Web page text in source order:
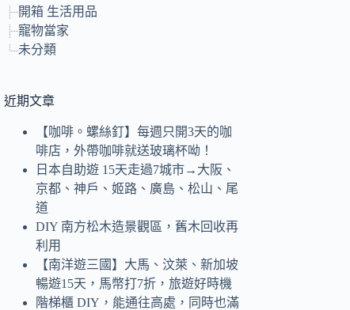
開箱 生活用品
寵物當家
未分類
近期文章
【咖啡。螺絲釘】每週只開3天的咖
啡店，外帶咖啡就送玻璃杯呦！
日本自助遊 15天走過7城市→大阪、
京都、神戶、姬路、廣島、松山、尾
道
DIY 南方松木造景觀區，舊木回收再
利用
【南洋遊三國】大馬、汶萊、新加坡
暢遊15天，馬幣打7折，旅遊好時機
階梯櫃 DIY，能通往高處，同時也滿